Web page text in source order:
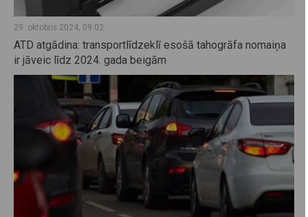
29. oktobris 2024, 09:02
ATD atgādina: transportlīdzeklī esošā tahogrāfa nomaiņa
ir jāveic līdz 2024. gada beigām